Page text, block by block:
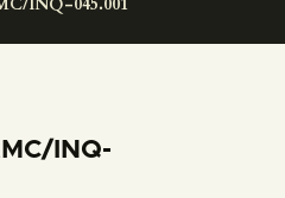
INQ-045.001
INQ-